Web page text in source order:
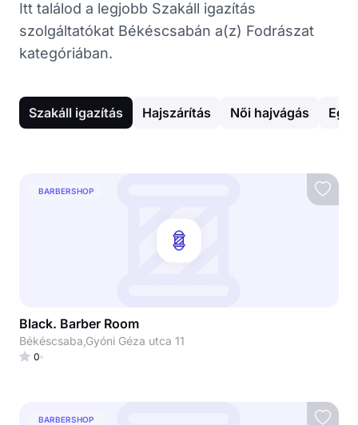
Itt találod a legjobb Szakáll igazítás
szolgáltatókat Békéscsabán a(z) Fodrászat
kategóriában.
Szakáll igazítás Hajszárítás Női hajvágás
BARBERSHOP
Black. Barber Room
Békéscsaba,Gyóni Géza utca 11
0
BARBERSHOP